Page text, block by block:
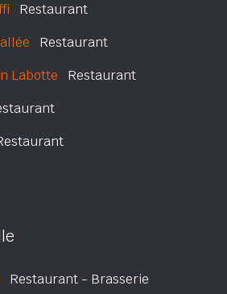
Restaurant
Restaurant
Labotte Restaurant
Restaurant - Brasserie